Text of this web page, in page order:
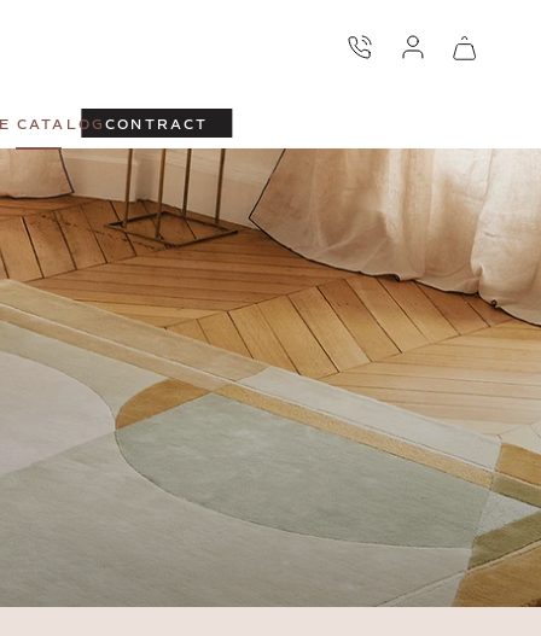
CATALOGCONTRACT